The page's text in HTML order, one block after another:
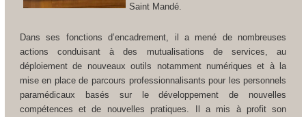
Saint Mandé.
Dans ses fonctions d’encadrement, il a mené de nombreuses
actions conduisant à des mutualisations de services, au
déploiement de nouveaux outils notamment numériques et à la
mise en place de parcours professionnalisants pour les personnels
paramédicaux basés sur le développement de nouvelles
compétences et de nouvelles pratiques. Il a mis à profit son